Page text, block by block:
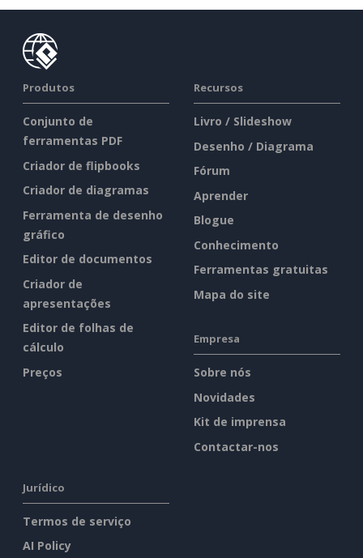
Produtos
Conjunto de
ferramentas PDF
Criador de flipbooks
Criador de diagramas
Ferramenta de desenho
gráfico
Editor de documentos
Criador de
apresentações
Editor de folhas de
cálculo
Preços
Recursos
Livro / Slideshow
Desenho / Diagrama
Fórum
Aprender
Blogue
Conhecimento
Ferramentas gratuitas
Mapa do site
Empresa
Sobre nós
Novidades
Kit de imprensa
Contactar-nos
Jurídico
Termos de serviço
AI Policy